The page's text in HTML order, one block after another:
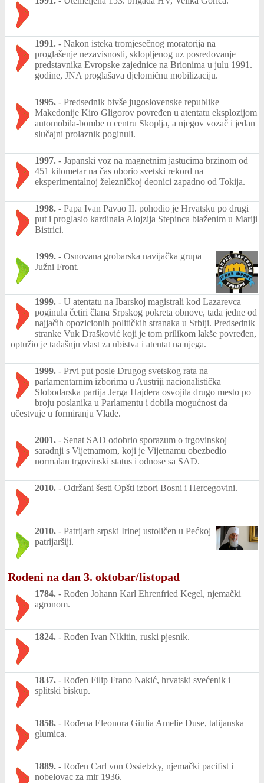
1991. - Nakon isteka tromjesečnog moratorija na
proglašenje nezavisnosti, sklopljenog uz posredovanje
predstavnika Evropske zajednice na Brionima u julu 1991.
godine, JNA proglašava djelomičnu mobilizaciju.
1995. - Predsednik bivše jugoslovenske republike
Makedonije Kiro Gligorov povređen u atentatu eksplozijom
automobila-bombe u centru Skoplja, a njegov vozač i jedan
slučajni prolaznik poginuli.
1997. - Japanski voz na magnetnim jastucima brzinom od
451 kilometar na čas oborio svetski rekord na
eksperimentalnoj železničkoj deonici zapadno od Tokija.
1998. - Papa Ivan Pavao II. pohodio je Hrvatsku po drugi
put i proglasio kardinala Alojzija Stepinca blaženim u Mariji
Bistrici.
1999. - Osnovana grobarska navijačka grupa
Južni Front.
1999. - U atentatu na Ibarskoj magistrali kod Lazarevca
poginula četiri člana Srpskog pokreta obnove, tada jedne od
najjačih opozicionih političkih stranaka u Srbiji. Predsednik
stranke Vuk Drašković koji je tom prilikom lakše povređen,
optužio je tadašnju vlast za ubistva i atentat na njega.
1999. - Prvi put posle Drugog svetskog rata na
parlamentarnim izborima u Austriji nacionalistička
Slobodarska partija Jerga Hajdera osvojila drugo mesto po
broju poslanika u Parlamentu i dobila mogućnost da
učestvuje u formiranju Vlade.
2001. - Senat SAD odobrio sporazum o trgovinskoj
saradnji s Vijetnamom, koji je Vijetnamu obezbedio
normalan trgovinski status i odnose sa SAD.
2010. - Održani šesti Opšti izbori Bosni i Hercegovini.
2010. - Patrijarh srpski Irinej ustoličen u Pećkoj
patrijaršiji.
Rođeni na dan 3. oktobar/listopad
1784. - Rođen Johann Karl Ehrenfried Kegel, njemački
agronom.
1824. - Rođen Ivan Nikitin, ruski pjesnik.
1837. - Rođen Filip Frano Nakić, hrvatski svećenik i
splitski biskup.
1858. - Rođena Eleonora Giulia Amelie Duse, talijanska
glumica.
1889. - Rođen Carl von Ossietzky, njemački pacifist i
nobelovac za mir 1936.